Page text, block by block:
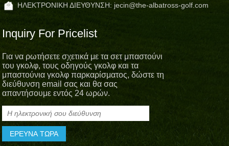
ΗΛΕΚΤΡΟΝΙΚΗ ΔΙΕΥΘΥΝΣΗ: jecin@the-albatross-golf.com
Inquiry For Pricelist
Για να ρωτήσετε σχετικά με τα σετ μπαστούνι
του γκολφ, τους οδηγούς γκολφ και τα
μπαστούνια γκολφ παρκαρίσματος, δώστε τη
διεύθυνση email σας και θα σας
απαντήσουμε εντός 24 ωρών.